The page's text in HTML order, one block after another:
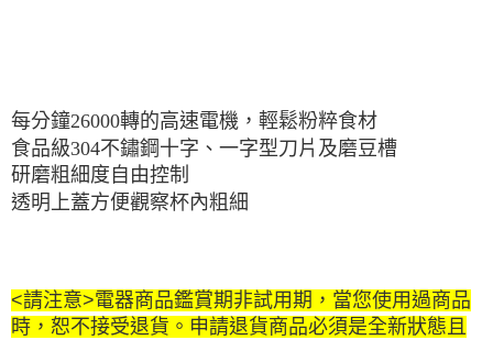
每分鐘26000轉的高速電機，輕鬆粉粹食材
食品級304不鏽鋼十字、一字型刀片及磨豆槽
研磨粗細度自由控制
透明上蓋方便觀察杯內粗細
<請注意>電器商品鑑賞期非試用期，當您使用過商品
時，恕不接受退貨。申請退貨商品必須是全新狀態且